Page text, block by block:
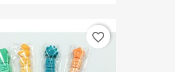
favorite_border